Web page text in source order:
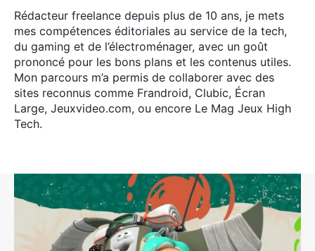
Rédacteur freelance depuis plus de 10 ans, je mets
mes compétences éditoriales au service de la tech,
du gaming et de l’électroménager, avec un goût
prononcé pour les bons plans et les contenus utiles.
Mon parcours m’a permis de collaborer avec des
sites reconnus comme Frandroid, Clubic, Écran
Large, Jeuxvideo.com, ou encore Le Mag Jeux High
Tech.